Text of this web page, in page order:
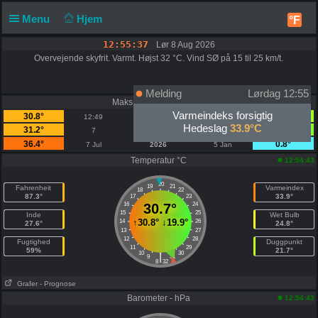
Menu Hjem °F
12:55:37
Lør 8 Aug 2026
Overvejende skyfrit. Varmt. Højst 32 °C. Vind SØ på 15 til 25 km/t.
Maks-Min temperatur °C
30.8°
12:49 06:59
31.2°
7 2
36.4°
7 Jul 2026 5 Jan
0.8°
Temperatur °C
12:54:43
Fahrenheit
87.3°
Inde
27.6°
Fugtighed
59%
20
19 21
18
22
17
23
16
24
15
25
14
26
13
27
12
28
11
29
10
30
9 31
|
8 32
30.7°
↑30.8°↓19.9°
Varmeindex
33.9°
Wet Bulb
24.8°
Duggpunkt
21.7°
Grafer - Prognose
Barometer - hPa 12:54:43
Melding
Lørdag 12:55
Varmeindeks forsigtig
Hedeslag 33.9°C